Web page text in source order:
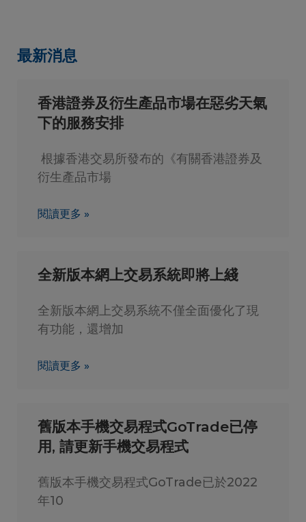
最新消息
香港證券及衍生產品市場在惡劣天氣
下的服務安排
根據香港交易所發布的《有關香港證券及
衍生產品市場
閱讀更多 »
全新版本網上交易系統即將上綫
全新版本網上交易系統不僅全面優化了現
有功能，還增加
閱讀更多 »
舊版本手機交易程式GoTrade已停
用, 請更新手機交易程式
舊版本手機交易程式GoTrade已於2022
年10